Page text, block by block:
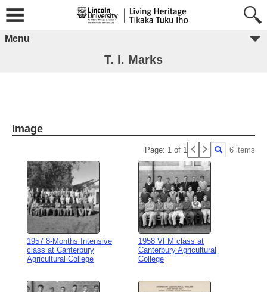
Menu
T. I. Marks
Image
Page: 1 of 1 6 items
1957 8-Months Intensive
class at Canterbury
Agricultural College
1958 VFM class at
Canterbury Agricultural
College